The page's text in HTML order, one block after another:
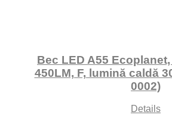
Bec LED A55 Ecoplanet,
450LM, F, lumină caldă
0002)
Details